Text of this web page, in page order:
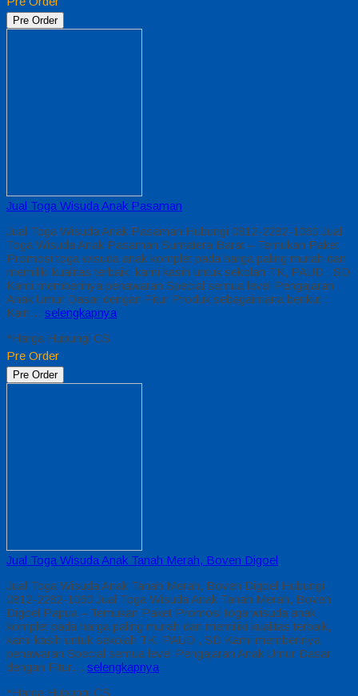
Pre Order
Jual Toga Wisuda Anak Pasaman
Jual Toga Wisuda Anak Pasaman Hubungi 0812-2282-1060 Jual
Toga Wisuda Anak Pasaman Sumatera Barat – Temukan Paket
Promosi toga wisuda anak komplet pada harga paling murah dan
memiliki kualitas terbaik, kami kasih untuk sekolah TK, PAUD , SD
Kami memberinya penawaran Special semua level Pengajaran
Anak Umur Dasar dengan Fitur Produk sebagaimana berikut :
Kain… selengkapnya
*Harga Hubungi CS
Pre Order
Pre Order
Jual Toga Wisuda Anak Tanah Merah, Boven Digoel
Jual Toga Wisuda Anak Tanah Merah, Boven Digoel Hubungi
0812-2282-1060 Jual Toga Wisuda Anak Tanah Merah, Boven
Digoel Papua – Temukan Paket Promosi toga wisuda anak
komplet pada harga paling murah dan memiliki kualitas terbaik,
kami kasih untuk sekolah TK, PAUD , SD Kami memberinya
penawaran Special semua level Pengajaran Anak Umur Dasar
dengan Fitur… selengkapnya
*Harga Hubungi CS